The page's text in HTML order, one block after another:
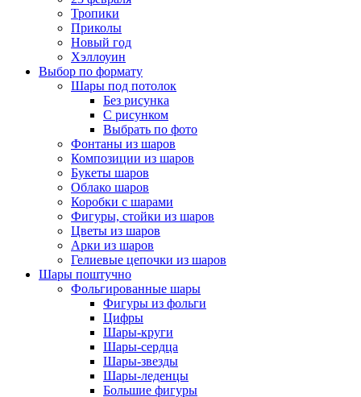
Тропики
Приколы
Новый год
Хэллоуин
Выбор по формату
Шары под потолок
Без рисунка
С рисунком
Выбрать по фото
Фонтаны из шаров
Композиции из шаров
Букеты шаров
Облако шаров
Коробки с шарами
Фигуры, стойки из шаров
Цветы из шаров
Арки из шаров
Гелиевые цепочки из шаров
Шары поштучно
Фольгированные шары
Фигуры из фольги
Цифры
Шары-круги
Шары-сердца
Шары-звезды
Шары-леденцы
Большие фигуры